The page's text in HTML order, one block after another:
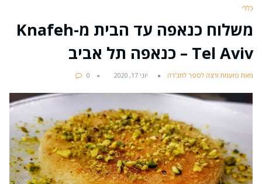
כללי
משלוח כנאפה עד הבית מ-Knafeh
Tel Aviv – כנאפה תל אביב
מאת טועמת ורצה לספר לחב'רה יוני 17, 2020 0